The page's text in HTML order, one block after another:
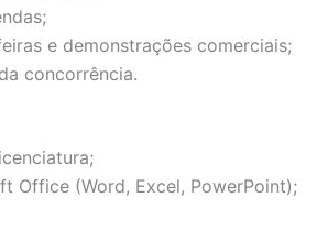
e demonstrações comerciais;
concorrência.
Office (Word, Excel, PowerPoint);